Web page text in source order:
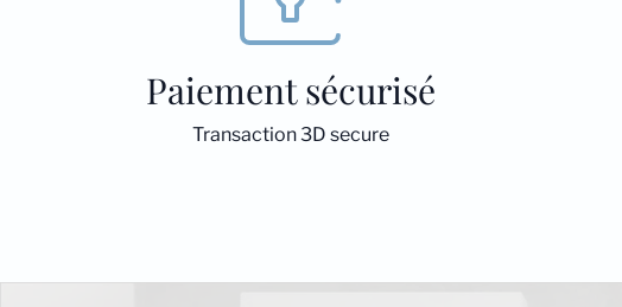
Paiement sécurisé
Transaction 3D secure